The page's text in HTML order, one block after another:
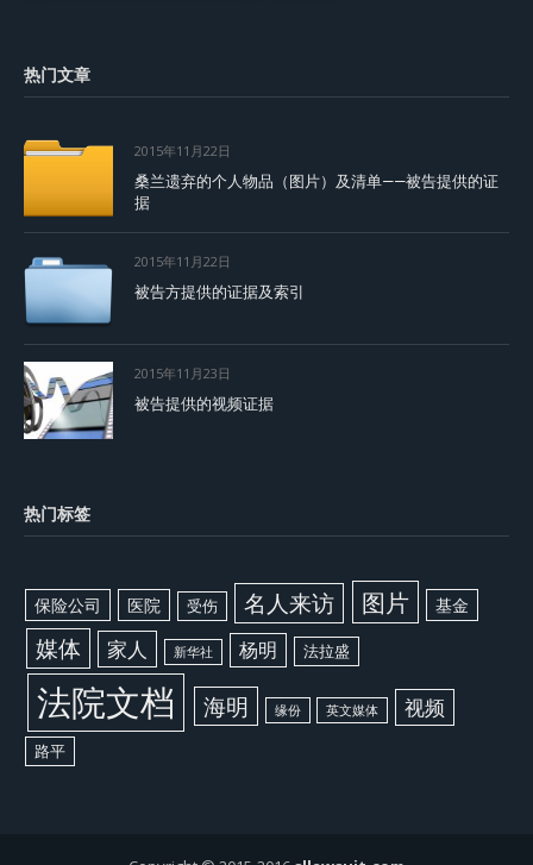
热门文章
2015年11月22日
桑兰遗弃的个人物品（图片）及清单——被告提供的证
据
2015年11月22日
被告方提供的证据及索引
2015年11月23日
被告提供的视频证据
热门标签
保险公司 医院 受伤 名人来访 图片 基金
媒体 家人 新华社 杨明 法拉盛
法院文档 海明 缘份 英文媒体 视频
路平